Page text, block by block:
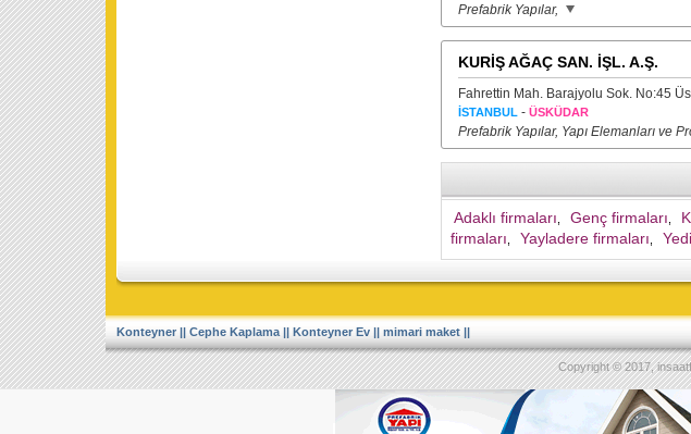
Prefabrik Yapılar,
KURİŞ AĞAÇ SAN. İŞL. A.Ş.
Fahrettin Mah. Barajyolu Sok. No:45
İSTANBUL- ÜSKÜDAR
Prefabrik Yapılar, Yapı Elemanları ve
Adaklı firmaları Genç firmaları
firmaları
Yayladere firmaları
Konteyner || Cephe Kaplama || Konteyner Ev || mimari maket ||
Copyright © 2017,